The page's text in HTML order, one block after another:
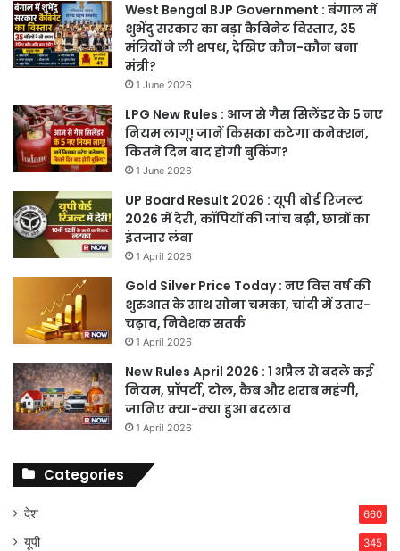
West Bengal BJP Government : बंगाल में
शुभेंदु सरकार का बड़ा कैबिनेट विस्तार, 35
मंत्रियों ने ली शपथ, देखिए कौन-कौन बना
मंत्री?
1 June 2026
LPG New Rules : आज से गैस सिलेंडर के 5 नए
नियम लागू! जानें किसका कटेगा कनेक्शन,
कितने दिन बाद होगी बुकिंग?
1 June 2026
UP Board Result 2026 : यूपी बोर्ड रिजल्ट
2026 में देरी, कॉपियों की जांच बढ़ी, छात्रों का
इंतजार लंबा
1 April 2026
Gold Silver Price Today : नए वित्त वर्ष की
शुरुआत के साथ सोना चमका, चांदी में उतार-
चढ़ाव, निवेशक सतर्क
1 April 2026
New Rules April 2026 : 1 अप्रैल से बदले कई
नियम, प्रॉपर्टी, टोल, कैब और शराब महंगी,
जानिए क्या-क्या हुआ बदलाव
1 April 2026
Categories
देश 660
यूपी 345